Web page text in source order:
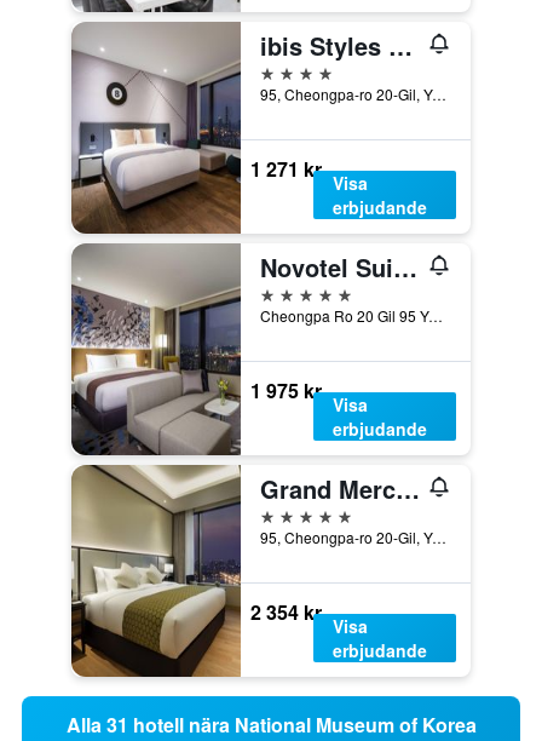
ibis Styles Ambassador Seoul Yongsan
4 stjärnor
95, Cheongpa-ro 20-Gil, Yongsan-gu, Söul, Sydkorea
1 271 kr
Visa
erbjudande
Novotel Suites Ambassador Seoul Yongsan
5 stjärnor
Cheongpa Ro 20 Gil 95 Yongsan Gu, Söul, Sydkorea
1 975 kr
Visa
erbjudande
Grand Mercure Ambassador Hotel and Residences Seoul Yongsan
5 stjärnor
95, Cheongpa-ro 20-Gil, Yongsan-gu, Söul, Sydkorea
2 354 kr
Visa
erbjudande
Alla 31 hotell nära National Museum of Korea